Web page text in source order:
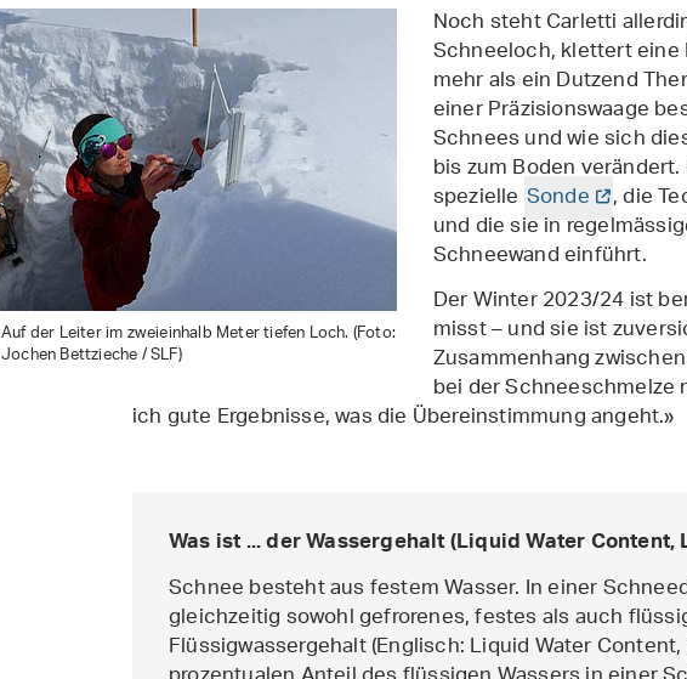
Auf der Leiter im zweieinhalb Meter tiefen Loch. (Foto:
Jochen Bettzieche / SLF)
Noch steht Carletti
Schneeloch, klettert
mehr als ein Dutzend
einer Präzisionswaage
Schnees und wie sich
bis zum Boden
spezielle Sonde , die
und die sie in
Schneewand einführt.
Der Winter 2023/24 ist
misst – und sie ist
Zusammenhang
bei der Schneeschmelze
ich gute Ergebnisse, was die Übereinstimmung angeht.»
Was ist ... der Wassergehalt (Liquid Water Content,
Schnee besteht aus festem Wasser. In einer
gleichzeitig sowohl gefrorenes, festes als auch
Flüssigwassergehalt (Englisch: Liquid Water